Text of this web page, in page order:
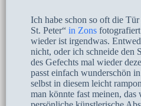
Ich habe schon so oft die
St. Peter“ in Zons
wieder ist irgendwas.
nicht, oder ich schneide den
des Gefechts mal wieder
passt einfach wunderschön
selbst in diesem leicht
man könnte fast meinen, das